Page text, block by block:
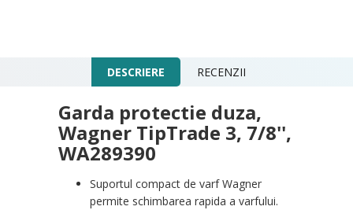
DESCRIERE RECENZII
Garda protectie duza,
Wagner TipTrade 3, 7/8'',
WA289390
Suportul compact de varf Wagner
permite schimbarea rapida a varfului.